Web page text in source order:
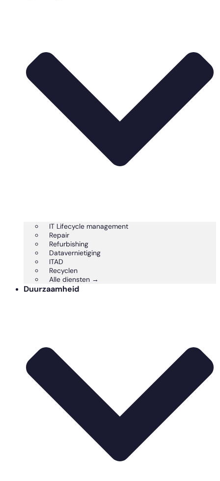
IT Lifecycle management
Repair
Refurbishing
Datavernietiging
ITAD
Recyclen
Alle diensten →
Duurzaamheid